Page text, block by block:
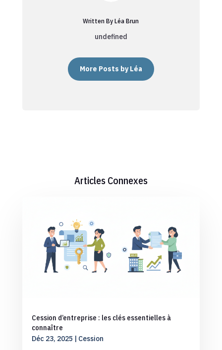
Written By Léa Brun
undefined
More Posts by Léa
Articles Connexes
Cession d’entreprise : les clés essentielles à
connaître
Déc 23, 2025 | Cession